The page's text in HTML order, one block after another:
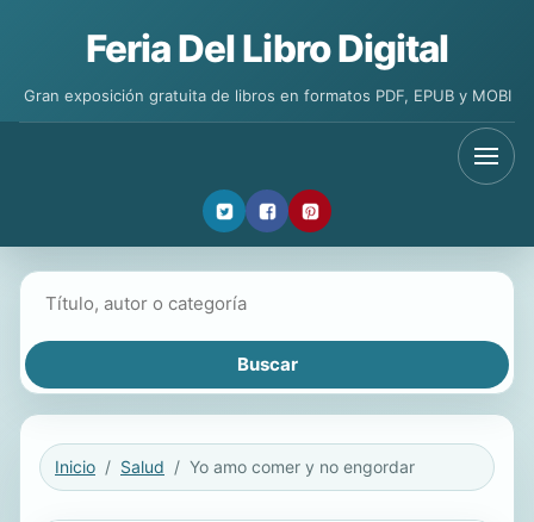
Feria Del Libro Digital
Gran exposición gratuita de libros en formatos PDF, EPUB y MOBI
Inicio Salud Yo amo comer y no engordar